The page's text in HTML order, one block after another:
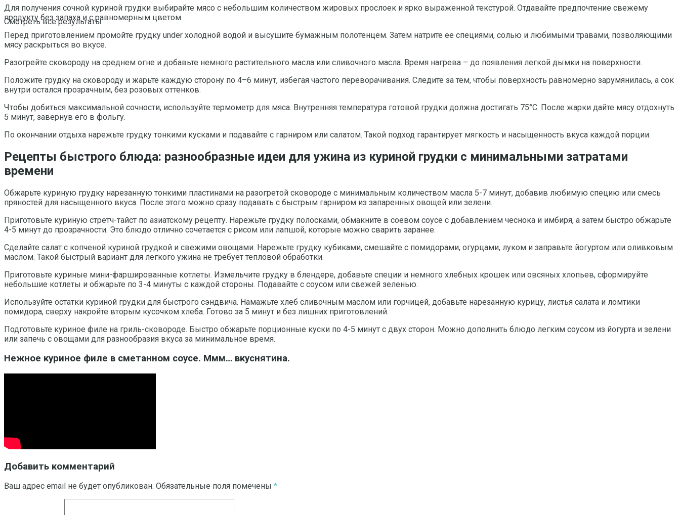
Смотреть все результаты
Для получения сочной куриной грудки выбирайте мясо с небольшим количеством жировых прослоек и ярко выраженной текстурой. Отдавайте предпочтение свежему
продукту без запаха и с равномерным цветом.
Перед приготовлением промойте грудку under холодной водой и высушите бумажным полотенцем. Затем натрите ее специями, солью и любимыми травами, позволяющими
мясу раскрыться во вкусе.
Разогрейте сковороду на среднем огне и добавьте немного растительного масла или сливочного масла. Время нагрева – до появления легкой дымки на поверхности.
Положите грудку на сковороду и жарьте каждую сторону по 4–6 минут, избегая частого переворачивания. Следите за тем, чтобы поверхность равномерно зарумянилась, а сок
внутри остался прозрачным, без розовых оттенков.
Чтобы добиться максимальной сочности, используйте термометр для мяса. Внутренняя температура готовой грудки должна достигать 75°C. После жарки дайте мясу отдохнуть
5 минут, завернув его в фольгу.
По окончании отдыха нарежьте грудку тонкими кусками и подавайте с гарниром или салатом. Такой подход гарантирует мягкость и насыщенность вкуса каждой порции.
Рецепты быстрого блюда: разнообразные идеи для ужина из куриной грудки с минимальными затратами
времени
Обжарьте куриную грудку нарезанную тонкими пластинами на разогретой сковороде с минимальным количеством масла 5-7 минут, добавив любимую специю или смесь
пряностей для насыщенного вкуса. После этого можно сразу подавать с быстрым гарниром из запаренных овощей или зелени.
Приготовьте куриную стретч-тайст по азиатскому рецепту. Нарежьте грудку полосками, обмакните в соевом соусе с добавлением чеснока и имбиря, а затем быстро обжарьте
4-5 минут до прозрачности. Это блюдо отлично сочетается с рисом или лапшой, которые можно сварить заранее.
Сделайте салат с копченой куриной грудкой и свежими овощами. Нарежьте грудку кубиками, смешайте с помидорами, огурцами, луком и заправьте йогуртом или оливковым
маслом. Такой быстрый вариант для легкого ужина не требует тепловой обработки.
Приготовьте куриные мини-фаршированные котлеты. Измельчите грудку в блендере, добавьте специи и немного хлебных крошек или овсяных хлопьев, сформируйте
небольшие котлеты и обжарьте по 3-4 минуты с каждой стороны. Подавайте с соусом или свежей зеленью.
Используйте остатки куриной грудки для быстрого сэндвича. Намажьте хлеб сливочным маслом или горчицей, добавьте нарезанную курицу, листья салата и ломтики
помидора, сверху накройте вторым кусочком хлеба. Готово за 5 минут и без лишних приготовлений.
Подготовьте куриное филе на гриль-сковороде. Быстро обжарьте порционные куски по 4-5 минут с двух сторон. Можно дополнить блюдо легким соусом из йогурта и зелени
или запечь с овощами для разнообразия вкуса за минимальное время.
Нежное куриное филе в сметанном соусе. Ммм… вкуснятина.
Добавить комментарий
Ваш адрес email не будет опубликован. Обязательные поля помечены *